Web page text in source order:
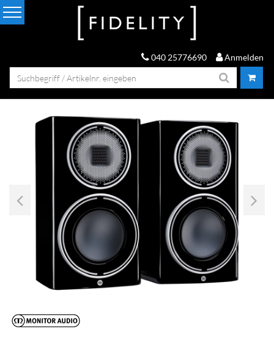
040 25776690 Anmelden